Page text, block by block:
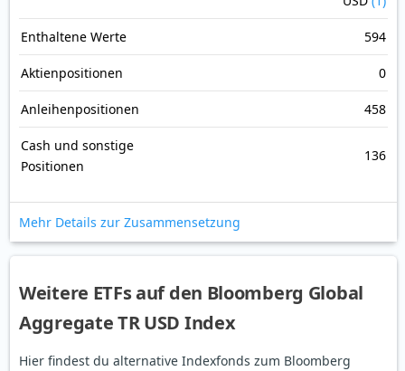
Enthaltene Werte 594
Aktienpositionen 0
Anleihenpositionen 458
Cash und sonstige
Positionen
136
Mehr Details zur Zusammensetzung
Weitere ETFs auf den Bloomberg Global
Aggregate TR USD Index
Hier findest du alternative Indexfonds zum Bloomberg